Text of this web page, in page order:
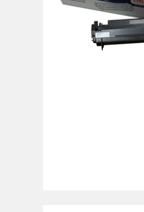
POS uređaji i operma
Mrežna oprema